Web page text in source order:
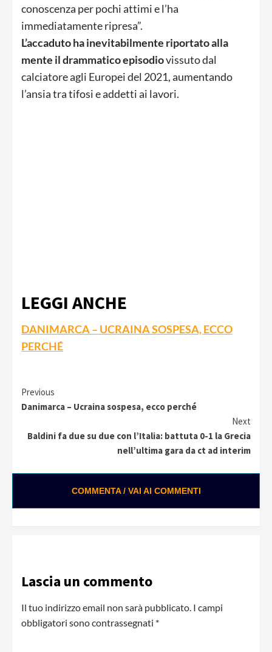
conoscenza per pochi attimi e l’ha
immediatamente ripresa”.
L’accaduto ha inevitabilmente riportato alla
mente il drammatico episodiovissuto dal
calciatore agli Europei del 2021, aumentando
l’ansia tra tifosi e addetti ai lavori.
LEGGI ANCHE
DANIMARCA – UCRAINA SOSPESA, ECCO
PERCHÉ
Continue
Previous
Danimarca – Ucraina sospesa, ecco perché
Next
Baldini fa due su due con l’Italia: battuta 0-1 la Grecia
nell’ultima gara da ct ad interim
COMMENTA / VAI AI COMMENTI
Lascia un commento
Il tuo indirizzo email non sarà pubblicato. I campi
obbligatori sono contrassegnati *